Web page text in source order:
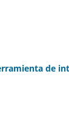
de